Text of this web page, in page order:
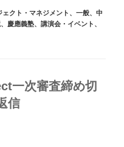
ェクト・マネジメント 、 一般、 中
、 慶應義塾、 講演会・イベント 、
一次審査締め切
信